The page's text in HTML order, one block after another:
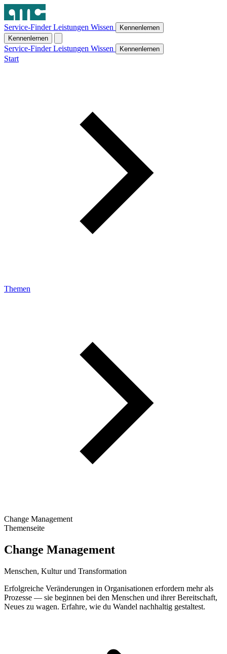
Service-FinderLeistungen Wissen
Kennenlernen
Kennenlernen
Service-FinderLeistungen Wissen Kennenlernen
Start
Themen
Change Management
Themenseite
Change Management
Menschen, Kultur und Transformation
Erfolgreiche Veränderungen in Organisationen erfordern mehr als
Prozesse — sie beginnen bei den Menschen und ihrer Bereitschaft,
Neues zu wagen. Erfahre, wie du Wandel nachhaltig gestaltest.